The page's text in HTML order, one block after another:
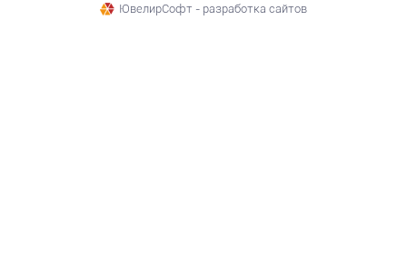
ЮвелирСофт - разработка сайтов